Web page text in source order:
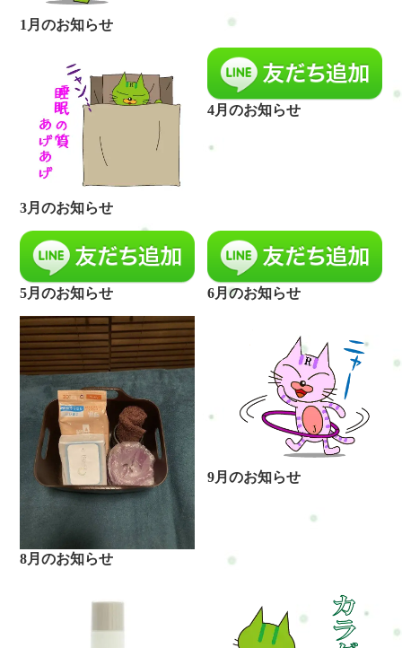
1月のお知らせ
3月のお知らせ
4月のお知らせ
5月のお知らせ 6月のお知らせ
8月のお知らせ
9月のお知らせ